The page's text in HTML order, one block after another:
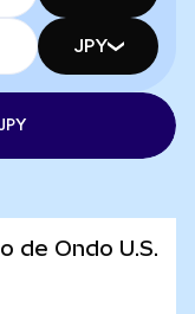
JPY
de Ondo U.S.